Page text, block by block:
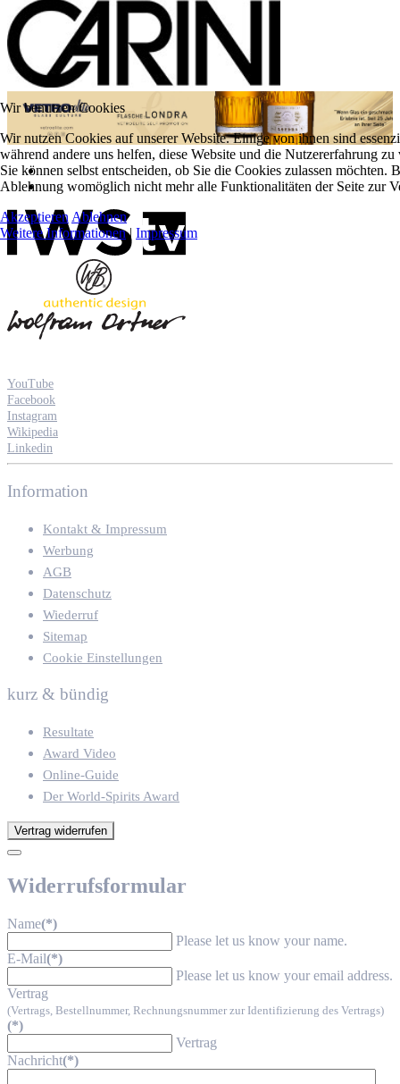
YouTube
Facebook
Instagram
Wikipedia
Linkedin
Information
Kontakt & Impressum
Werbung
AGB
Datenschutz
Wiederruf
Sitemap
Cookie Einstellungen
kurz & bündig
Resultate
Award Video
Online-Guide
Der World-Spirits Award
Vertrag widerrufen
Widerrufsformular
Name(*)
Please let us know your name.
E-Mail(*)
Please let us know your email address.
Vertrag
(Vertrags, Bestellnummer, Rechnungsnummer zur Identifizierung des Vertrags)
(*)
Vertrag
Nachricht(*)
Wir benutzen Cookies
Wir nutzen Cookies auf unserer Website. Einige von ihnen sind
während andere uns helfen, diese Website und die Nutzererfahrung
Sie können selbst entscheiden, ob Sie die Cookies zulassen möchten.
Ablehnung womöglich nicht mehr alle Funktionalitäten der Seite zur
Akzeptieren Ablehnen
Weitere Informationen| Impressum